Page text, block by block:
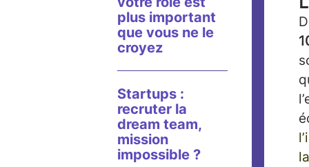
plus important
que vous ne le
croyez
Startups :
recruter la
dream team,
mission
impossible ?